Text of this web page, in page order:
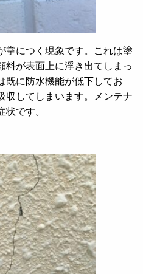
掌につく現象です。これは塗
料が表面上に浮き出てしまっ
既に防水機能が低下してお
収してしまいます。メンテナ
状です。